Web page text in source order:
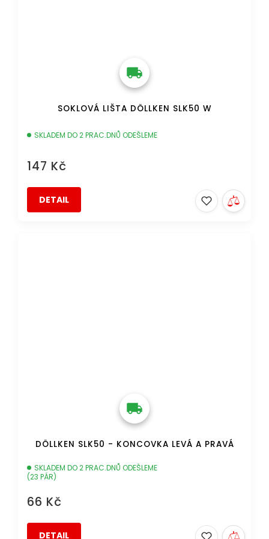
SOKLOVÁ LIŠTA DÖLLKEN SLK50 W
SKLADEM DO 2 PRAC.DNŮ ODEŠLEME
147 Kč
DETAIL
DÖLLKEN SLK50 - KONCOVKA LEVÁ A PRAVÁ
SKLADEM DO 2 PRAC.DNŮ ODEŠLEME
(23 PÁR)
66 Kč
DETAIL